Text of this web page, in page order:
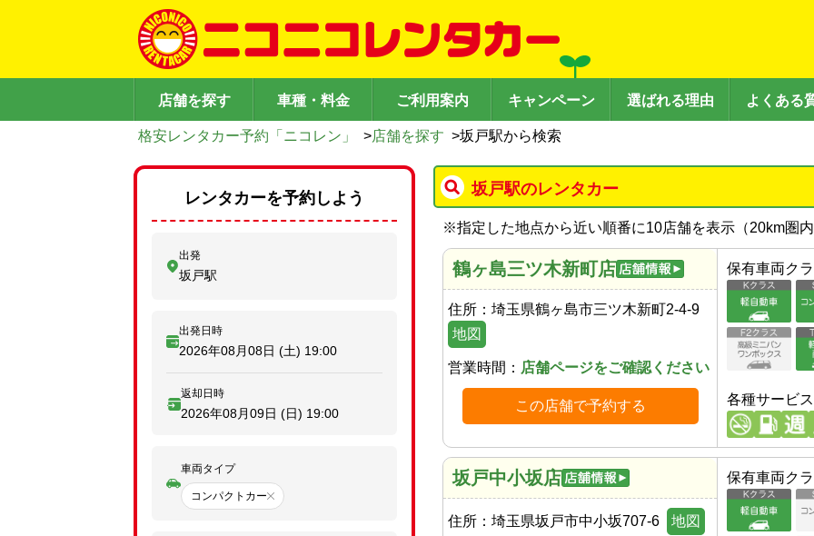
店舗を探す 車種・料金 ご利用案内 キャンペーン 選ばれる理由 よくある
格安レンタカー予約「ニコレン」 >店舗を探す >坂戸駅から検索
坂戸駅のレンタカー
※指定した地点から近い順番に10店舗を表示（20km圏
鶴ヶ島三ツ木新町店
住所： 埼玉県鶴ヶ島市三ツ木新町2-4-9
地図
営業時間： 店舗ページをご確認ください
この店舗で予約する
保有車両ク
各種サービス
坂戸中小坂店
住所： 埼玉県坂戸市中小坂707-6 地図
保有車両ク
レンタカーを予約しよう
出発
坂戸駅
出発日時
2026年08月08日 (土) 19:00
返却日時
2026年08月09日 (日) 19:00
車両タイプ
コンパクトカー